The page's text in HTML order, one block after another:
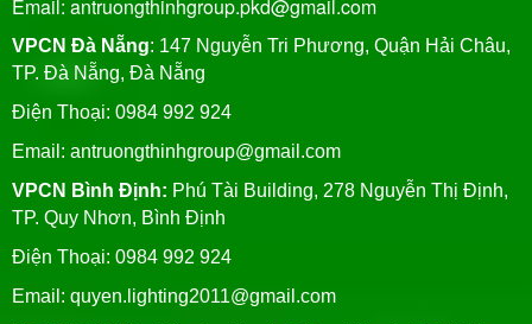
Email: antruongthinhgroup.pkd@gmail.com
VPCN Đà Nẵng: 147 Nguyễn Tri Phương, Quận Hải Châu,
TP. Đà Nẵng, Đà Nẵng
Điện Thoại: 0984 992 924
Email: antruongthinhgroup@gmail.com
VPCN Bình Định: Phú Tài Building, 278 Nguyễn Thị Định,
TP. Quy Nhơn, Bình Định
Điện Thoại: 0984 992 924
Email: quyen.lighting2011@gmail.com